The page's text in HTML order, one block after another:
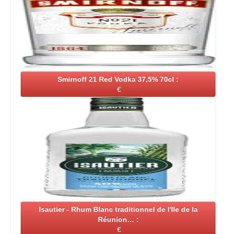
Smirnoff 21 Red Vodka 37,5% 70cl :
€
Isautier - Rhum Blanc traditionnel de l'Ile de la
Réunion… :
€